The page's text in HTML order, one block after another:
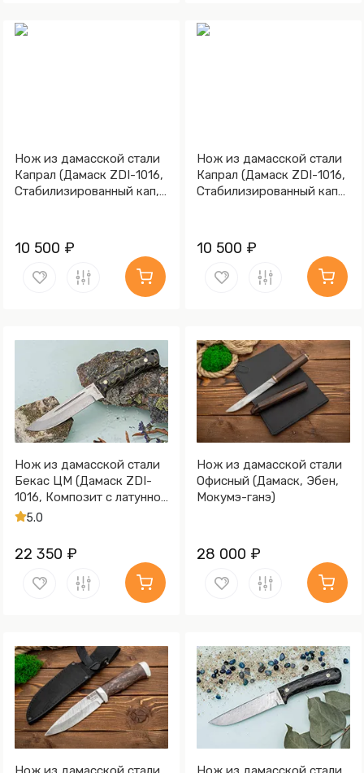
Нож из дамасской стали
Капрал (Дамаск ZDI-1016,
Стабилизированный кап,
10 500 ₽
Нож из дамасской стали
Капрал (Дамаск ZDI-1016,
Стабилизированный кап
10 500 ₽
Нож из дамасской стали
Бекас ЦМ (Дамаск ZDI-
1016, Композит с латунной
микросеткой соты)
5.0
22 350 ₽
Нож из дамасской стали
Офисный (Дамаск, Эбен,
Мокумэ-ганэ)
28 000 ₽